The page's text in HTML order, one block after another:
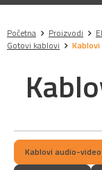
Početna Proizvodi
Gotovi kablovi
Kablovi audio-video